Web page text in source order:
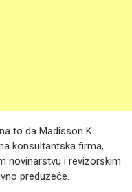
to da Madisson K.
konsultantska firma,
novinarstvu i revizorskim
preduzeće.